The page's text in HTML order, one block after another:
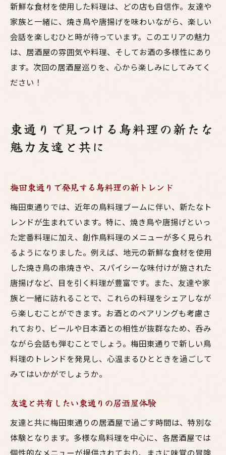
新鮮な食材を使用した料理は、どの店も自信作。友達や
家族と一緒に、焼き鳥や唐揚げを味わいながら、楽しい
会話を楽しむひと時が待っています。このエリアの魅力
は、居酒屋の雰囲気や料理、そしてお酒の多様性にあり
ます。次回の居酒屋巡りを、心から楽しみにしてみてく
ださい！
東通りで見つける鳥料理の新たな
魅力友達と共に
梅田東通りで発見する鳥料理の新トレンド
梅田東通りでは、近年の鳥料理ブームに伴い、新たなト
レンドが生まれています。特に、焼き鳥や唐揚げといっ
た定番料理に加え、創作鳥料理のメニューが多く見られ
るようになりました。例えば、地元の新鮮な食材を使用
した焼き鳥の串焼きや、スパイシーな味付けが施された
唐揚げなど、目を引く料理が豊富です。また、友達や家
族と一緒に訪れることで、これらの料理をシェアしなが
ら楽しむことができます。お酒とのペアリングも考慮さ
れており、ビールや日本酒との相性が抜群なため、呑み
ながら会話も弾むことでしょう。梅田東通りで新しい鳥
料理のトレンドを発見し、心温まるひとときを過ごして
みてはいかがでしょうか。
友達と共有したい東通りの居酒屋体験
友達と共に梅田東通りの居酒屋で過ごす時間は、特別な
体験となります。多様な鳥料理を中心に、各居酒屋では
個性的なメニューが提供されており、まさに味覚の冒険